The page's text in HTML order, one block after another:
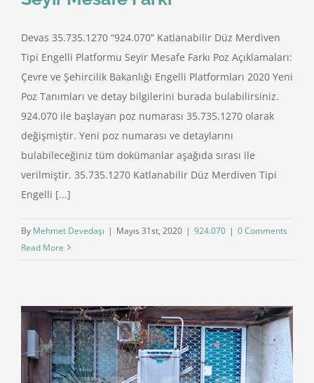
Devas 35.735.1270 “924.070” Katlanabilir Düz Merdiven
Tipi Engelli Platformu Seyir Mesafe Farkı Poz Açıklamaları:
Çevre ve Şehircilik Bakanlığı Engelli Platformları 2020 Yeni
Poz Tanımları ve detay bilgilerini burada bulabilirsiniz.
924.070 ile başlayan poz numarası 35.735.1270 olarak
değişmiştir. Yeni poz numarası ve detaylarını
bulabileceğiniz tüm dokümanlar aşağıda sırası ile
verilmiştir. 35.735.1270 Katlanabilir Düz Merdiven Tipi
Engelli [...]
By Mehmet Devedaşı | Mayıs 31st, 2020 | 924.070 | 0 Comments
Read More